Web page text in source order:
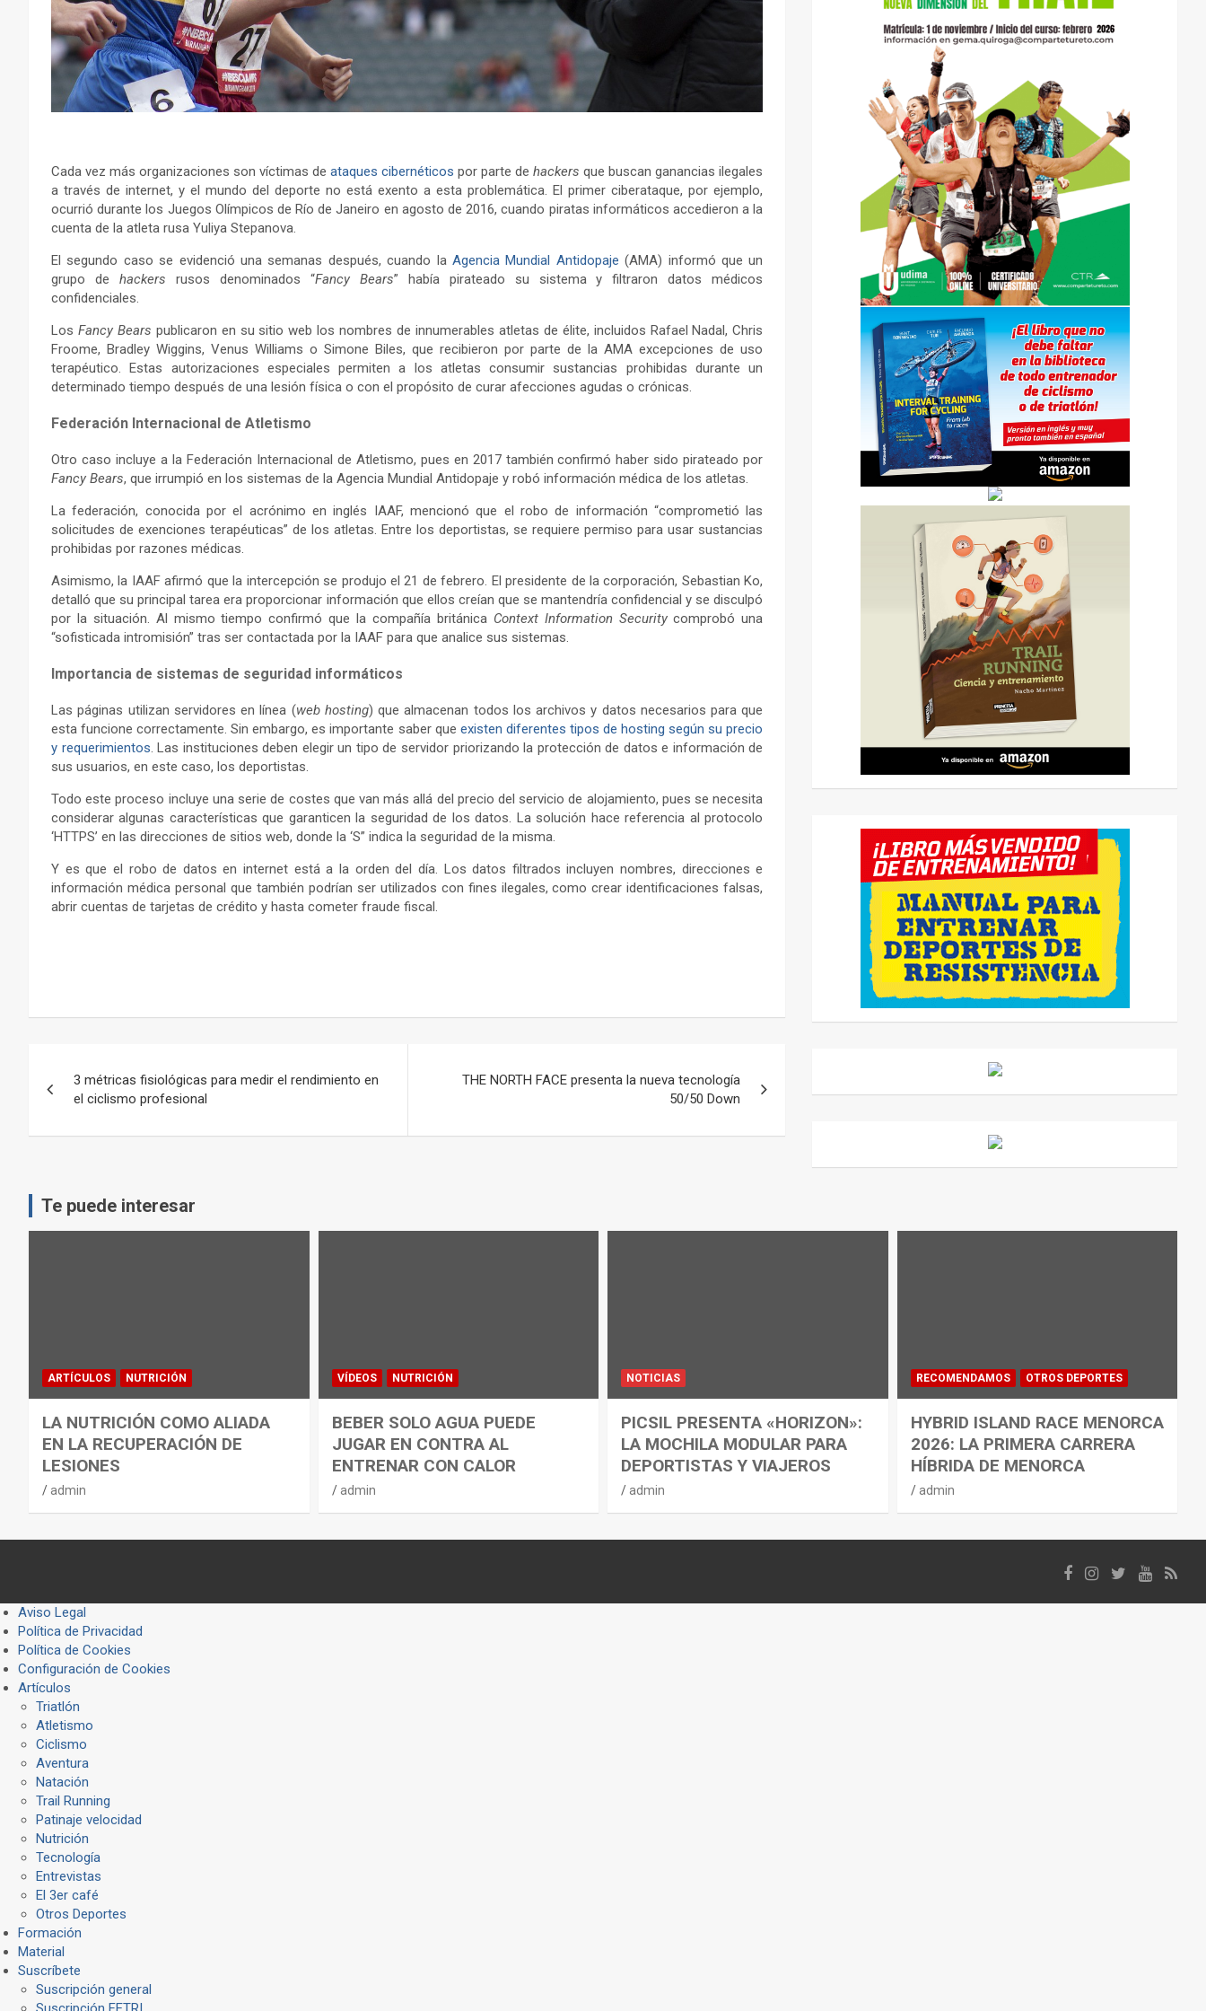
Cada vez más organizaciones son víctimas deataques cibernéticos por parte dehackersque buscan ganancias ilegales
a través de internet, y el mundo del deporte no está exento a esta problemática. El primer ciberataque, por ejemplo,
ocurrió durante los Juegos Olímpicos de Río de Janeiro en agosto de 2016, cuando piratas informáticos accedieron a la
cuenta de la atleta rusa Yuliya Stepanova.
El segundo caso se evidenció una semanas después, cuando la Agencia Mundial Antidopaje (AMA) informó que un
grupo de hackers rusos denominados “Fancy Bears” había pirateado su sistema y filtraron datos médicos
confidenciales.
Los Fancy Bears publicaron en su sitio web los nombres de innumerables atletas de élite, incluidos Rafael Nadal, Chris
Froome, Bradley Wiggins, Venus Williams o Simone Biles, que recibieron por parte de la AMA excepciones de uso
terapéutico. Estas autorizaciones especiales permiten a los atletas consumir sustancias prohibidas durante un
determinado tiempo después de una lesión física o con el propósito de curar afecciones agudas o crónicas.
Federación Internacional de Atletismo
Otro caso incluye a la Federación Internacional de Atletismo, pues en 2017 también confirmó haber sido pirateado por
Fancy Bears, que irrumpió en los sistemas de la Agencia Mundial Antidopaje y robó información médica de los atletas.
La federación, conocida por el acrónimo en inglés IAAF, mencionó que el robo de información “comprometió las
solicitudes de exenciones terapéuticas” de los atletas. Entre los deportistas, se requiere permiso para usar sustancias
prohibidas por razones médicas.
Asimismo, la IAAF afirmó que la intercepción se produjo el 21 de febrero. El presidente de la corporación, Sebastian Ko,
detalló que su principal tarea era proporcionar información que ellos creían que se mantendría confidencial y se disculpó
por la situación. Al mismo tiempo confirmó que la compañía británica Context Information Securitycomprobó una
“sofisticada intromisión” tras ser contactada por la IAAF para que analice sus sistemas.
Importancia de sistemas de seguridad informáticos
Las páginas utilizan servidores en línea (web hosting) que almacenan todos los archivos y datos necesarios para que
esta funcione correctamente. Sin embargo, es importante saber que existen diferentes tipos de hosting según su precio
y requerimientos. Las instituciones deben elegir un tipo de servidor priorizando la protección de datos e información de
sus usuarios, en este caso, los deportistas.
Todo este proceso incluye una serie de costes que van más allá del precio del servicio de alojamiento, pues se necesita
considerar algunas características que garanticen la seguridad de los datos. La solución hace referencia al protocolo
‘HTTPS’ en las direcciones de sitios web, donde la ‘S” indica la seguridad de la misma.
Y es que el robo de datos en internet está a la orden del día. Los datos filtrados incluyen nombres, direcciones e
información médica personal que también podrían ser utilizados con fines ilegales, como crear identificaciones falsas,
abrir cuentas de tarjetas de crédito y hasta cometer fraude fiscal.
de
entradas
3 métricas fisiológicas para medir el rendimiento en
el ciclismo profesional
THE NORTH FACE presenta la nueva tecnología
50/50 Down
Te puede interesar
ARTÍCULOS NUTRICIÓN
LA NUTRICIÓN COMO ALIADA
EN LA RECUPERACIÓN DE
LESIONES
admin
VÍDEOS NUTRICIÓN
BEBER SOLO AGUA PUEDE
JUGAR EN CONTRA AL
ENTRENAR CON CALOR
admin
NOTICIAS
PICSIL PRESENTA «HORIZON»:
LA MOCHILA MODULAR PARA
DEPORTISTAS Y VIAJEROS
admin
RECOMENDAMOS OTROS DEPORTES
HYBRID ISLAND RACE MENORCA
2026: LA PRIMERA CARRERA
HÍBRIDA DE MENORCA
admin
Aviso Legal
Política de Privacidad
Política de Cookies
Configuración de Cookies
Artículos
Triatlón
Atletismo
Ciclismo
Aventura
Natación
Trail Running
Patinaje velocidad
Nutrición
Tecnología
Entrevistas
El 3er café
Otros Deportes
Formación
Material
Suscríbete
Suscripción general